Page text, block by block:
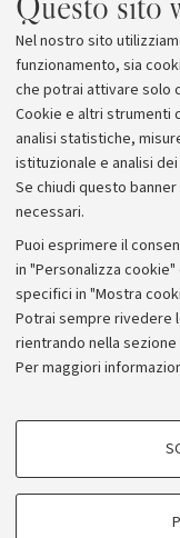
Nel nostro sito
funzionamento, sia
che potrai attivare solo
Cookie e altri strumenti
analisi statistiche,
istituzionale e analisi
Se chiudi questo
necessari.
Puoi esprimere il
in "Personalizza
specifici in "Mostra
Potrai sempre rivedere
rientrando nella
Per maggiori
COOKIE DI
© Copyright 2026 -